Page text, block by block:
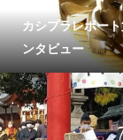
カシプラレポー
ンタビュー